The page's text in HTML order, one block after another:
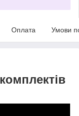
Оплата Умови